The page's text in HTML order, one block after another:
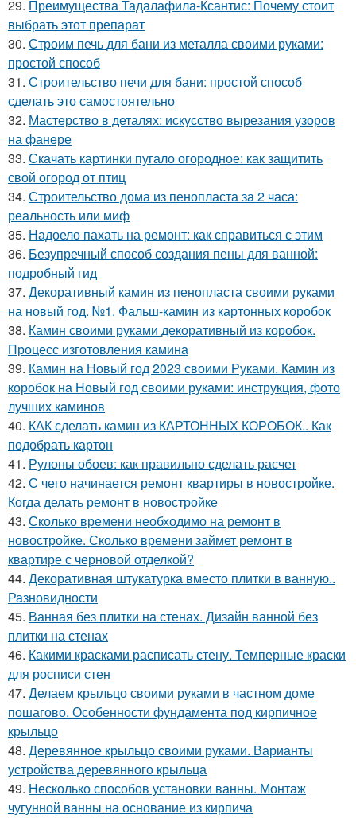
29. Преимущества Тадалафила-Ксантис: Почему стоит
выбрать этот препарат
30. Строим печь для бани из металла своими руками:
простой способ
31. Строительство печи для бани: простой способ
сделать это самостоятельно
32. Мастерство в деталях: искусство вырезания узоров
на фанере
33. Скачать картинки пугало огородное: как защитить
свой огород от птиц
34. Строительство дома из пенопласта за 2 часа:
реальность или миф
35. Надоело пахать на ремонт: как справиться с этим
36. Безупречный способ создания пены для ванной:
подробный гид
37. Декоративный камин из пенопласта своими руками
на новый год. №1. Фальш-камин из картонных коробок
38. Камин своими руками декоративный из коробок.
Процесс изготовления камина
39. Камин на Новый год 2023 своими Руками. Камин из
коробок на Новый год своими руками: инструкция, фото
лучших каминов
40. КАК сделать камин из КАРТОННЫХ КОРОБОК.. Как
подобрать картон
41. Рулоны обоев: как правильно сделать расчет
42. С чего начинается ремонт квартиры в новостройке.
Когда делать ремонт в новостройке
43. Сколько времени необходимо на ремонт в
новостройке. Сколько времени займет ремонт в
квартире с черновой отделкой?
44. Декоративная штукатурка вместо плитки в ванную..
Разновидности
45. Ванная без плитки на стенах. Дизайн ванной без
плитки на стенах
46. Какими красками расписать стену. Темперные краски
для росписи стен
47. Делаем крыльцо своими руками в частном доме
пошагово. Особенности фундамента под кирпичное
крыльцо
48. Деревянное крыльцо своими руками. Варианты
устройства деревянного крыльца
49. Несколько способов установки ванны. Монтаж
чугунной ванны на основание из кирпича